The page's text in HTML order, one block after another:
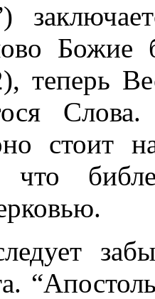
Божие
теперь
стоит
что